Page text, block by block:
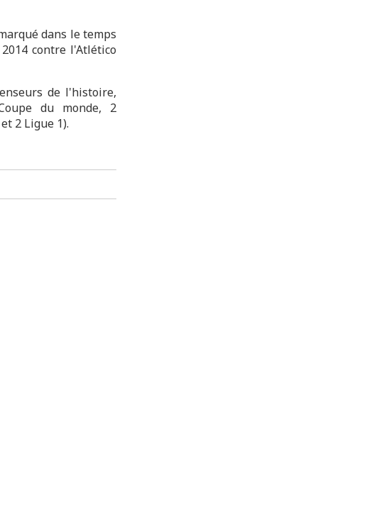
dans le temps
contre l'Atlético
de l'histoire,
du monde, 2
2 Ligue 1).